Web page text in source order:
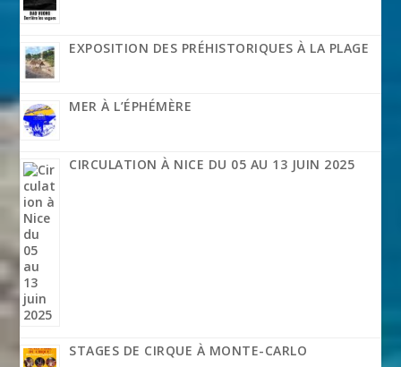
EXPOSITION DES PRÉHISTORIQUES À LA PLAGE
MER À L’ÉPHÉMÈRE
CIRCULATION À NICE DU 05 AU 13 JUIN 2025
STAGES DE CIRQUE À MONTE-CARLO